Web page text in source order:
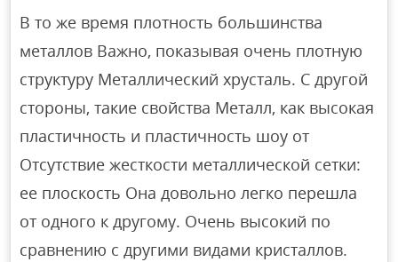
В то же время плотность большинства
металлов Важно, показывая очень плотную
структуру Металлический хрусталь. С другой
стороны, такие свойства Металл, как высокая
пластичность и пластичность шоу от
Отсутствие жесткости металлической сетки:
ее плоскость Она довольно легко перешла
от одного к другому. Очень высокий по
сравнению с другими видами кристаллов.